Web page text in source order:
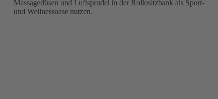
Massagedüsen und Luftsprudel in der Rollositzbank als Sport-
und Wellnessoase nutzen.